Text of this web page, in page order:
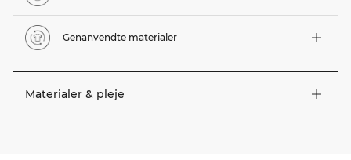
Genanvendte materialer
Materialer & pleje